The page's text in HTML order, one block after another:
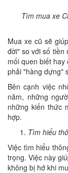
Tìm mua xe
Mua xe cũ sẽ
đời" so với số tiền
mối quen biết
phải "hàng dựng"
Bên cạnh việc
năm, những
những kiến thức
hợp.
Tìm hiểu
Việc tìm hiểu
trọng. Việc này
không bị hớ khi